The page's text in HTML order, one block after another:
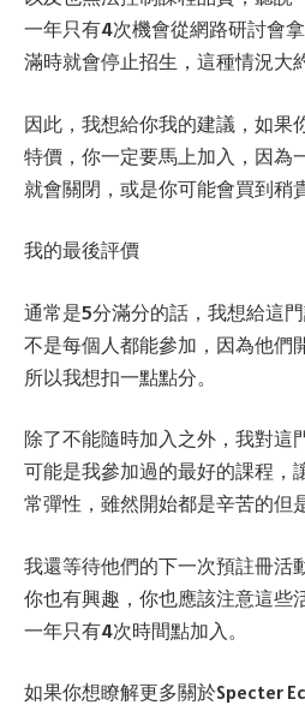
一年只有4次機會從網路研討會
滿時就會停止招生，這種情況大
因此，我想給你我的建議，如果
特價，你一定要馬上加入，因為
就會關閉，或是你可能會買到稍
我的最後評價
通常是5分滿分的話，我想給這
不是每個人都能參加，因為他們
所以我想扣一點點分。
除了不能隨時加入之外，我對這
可能是我參加過的最好的課程，
常彈性，雖然開始都是辛苦的但
我還等待他們的下一次預註冊活
你也有興趣，你也應該注意這些
一年只有4次時間點加入。
如果你想瞭解更多關於Specter